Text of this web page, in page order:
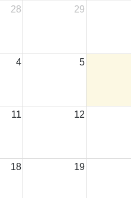
28 29
4 5
11 12
18 19